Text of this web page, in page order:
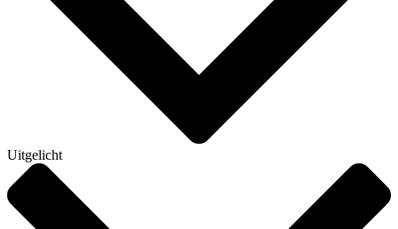
Uitgelicht